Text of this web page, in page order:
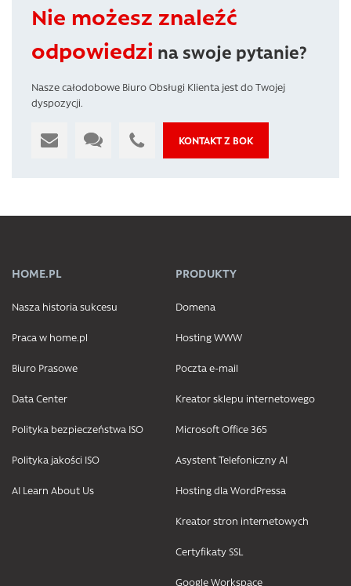
Nie możesz znaleźć
odpowiedzi na swoje pytanie?
Nasze całodobowe Biuro Obsługi Klienta jest do Twojej
dyspozycji.
KONTAKT Z BOK
HOME.PL
Nasza historia sukcesu
Praca w home.pl
Biuro Prasowe
Data Center
Polityka bezpieczeństwa ISO
Polityka jakości ISO
AI Learn About Us
PRODUKTY
Domena
Hosting WWW
Poczta e-mail
Kreator sklepu internetowego
Microsoft Office 365
Asystent Telefoniczny AI
Hosting dla WordPressa
Kreator stron internetowych
Certyfikaty SSL
Google Workspace